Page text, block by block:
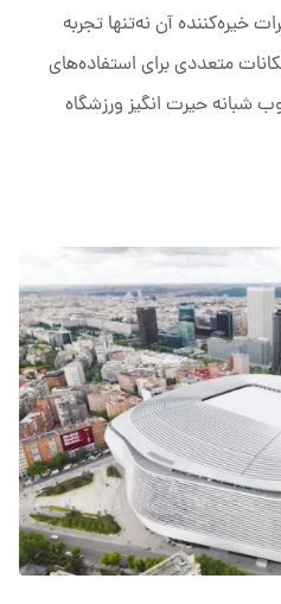
خیره‌کننده آن نه‌تنها تجربه
متعددی برای استفاده‌های
شبانه حیرت انگیز ورزشگاه